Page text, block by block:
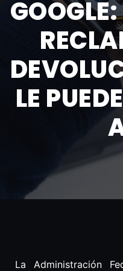
LE
La Administración